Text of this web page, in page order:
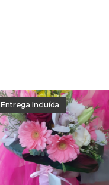
Entrega Incluída